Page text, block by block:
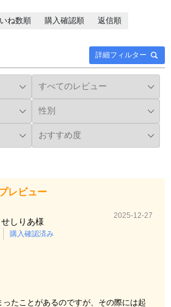
詳細フィルター
ね数順 購入確認順
返信順
レビュー
せしりあ様
購入確認済み
2025-12-27
ったことがあるのですが、その際には起